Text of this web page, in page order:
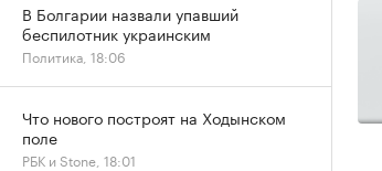
В Болгарии назвали упавший
беспилотник украинским
Политика, 18:06
Что нового построят на Ходынском
поле
РБК и Stone, 18:01